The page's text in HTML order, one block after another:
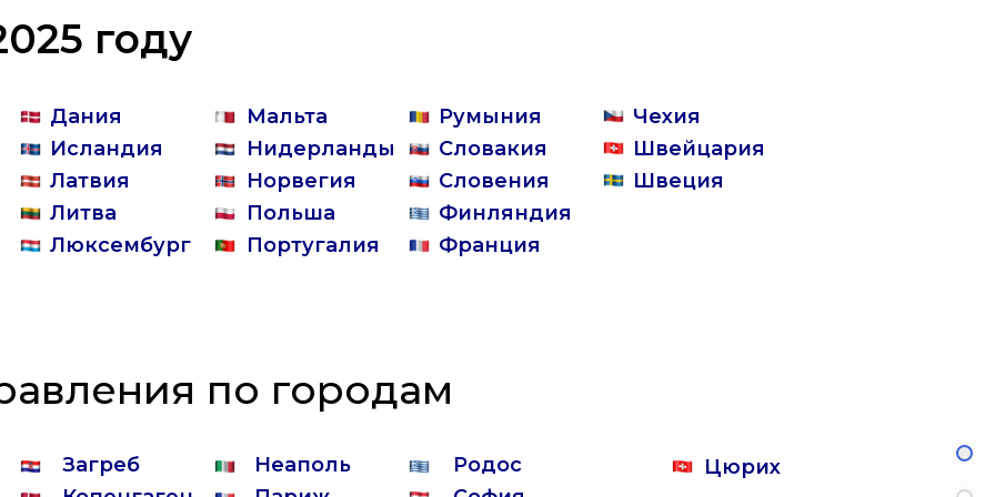
году
Чехия
Швейцария
Швеция
Дания
Исландия
Латвия
Литва
Люксембург
Мальта
Нидерланды
Норвегия
Польша
Португалия
Румыния
Словакия
Словения
Финляндия
Франция
по городам
Цюрих
Загреб
Неаполь
Родос